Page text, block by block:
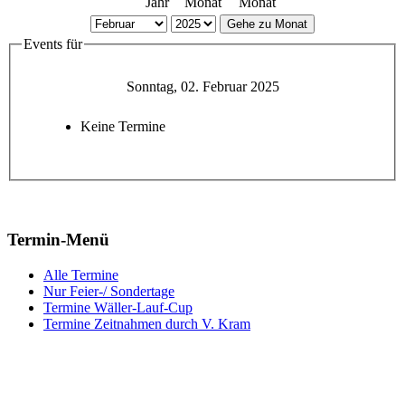
Gehe zu Monat
Events für
Sonntag, 02. Februar 2025
Keine Termine
Termin-Menü
Alle Termine
Nur Feier-/ Sondertage
Termine Wäller-Lauf-Cup
Termine Zeitnahmen durch V. Kram